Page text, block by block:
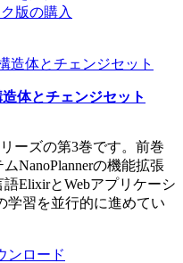
版の購入
体とチェンジセット
ーズの第3巻です。前巻
NanoPlannerの機能拡張
ElixirとWebアプリケーシ
学習を並行的に進めてい
ンロード